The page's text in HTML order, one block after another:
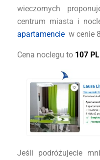
wieczornych
centrum miasta i
apartamencie w cenie
Cena noclegu to 107
Jeśli podróżujecie